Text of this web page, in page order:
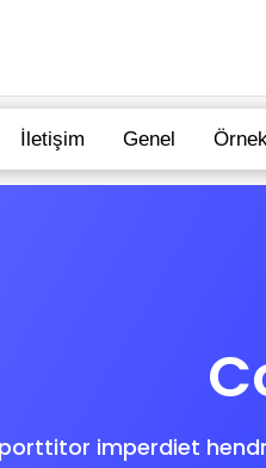
İletişim Genel
imperdiet